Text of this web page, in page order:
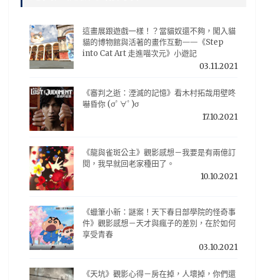
這畫展跟遊戲一樣！？當貓奴還不夠，闖入貓
貓的博物館與活著的畫作互動——《Step
into Cat Art 走進喵次元》小遊記
03.11.2021
《審判之逝：湮滅的記憶》看木村拓哉用壁咚
嚇昏你 (σﾟ∀ﾟ)σ
17.10.2021
《龍與雀斑公主》觀影感想－我要是有兩億訂
閱，我早就回老家種田了。
10.10.2021
《蠟筆小新：謎案！天下春日部學院的怪奇事
件》觀影感想－天才與瘋子的差別，在於如何
享受青春
03.10.2021
《天坑》觀影心得－房在掉，人壞掉，你們還